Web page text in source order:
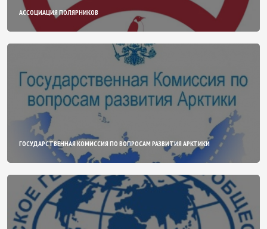
АССОЦИАЦИЯ ПОЛЯРНИКОВ
ГОСУДАРСТВЕННАЯ КОМИССИЯ ПО ВОПРОСАМ РАЗВИТИЯ АРКТИКИ